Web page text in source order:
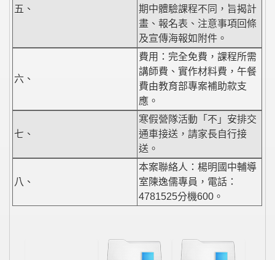
五、
期中體驗課程不同，旨揭計
畫、報名表、注意事項回條
及宣傳海報如附件。
六、
費用：完全免費，課程所需
講師費、實作材料費，午餐
費由教育部專案補助款支
應。
七、
寒假營隊活動「不」安排交
通車接送，請家長自行接
送。
八、
本案聯絡人：楊明國中輔導
室陳逸儒專員，電話：
4781525分機600。